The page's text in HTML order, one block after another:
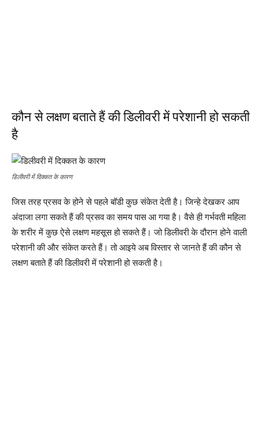
कौन से लक्षण बताते हैं की डिलीवरी में परेशानी हो सकती
है
डिलीवरी में दिक्कत के कारण
जिस तरह प्रसव के होने से पहले बॉडी कुछ संकेत देती है। जिन्हे देखकर आप
अंदाजा लगा सकते हैं की प्रसव का समय पास आ गया है। वैसे ही गर्भवती महिला
के शरीर में कुछ ऐसे लक्षण महसूस हो सकते हैं। जो डिलीवरी के दौरान होने वाली
परेशानी की और संकेत करते हैं। तो आइये अब विस्तार से जानते हैं की कौन से
लक्षण बताते हैं की डिलीवरी में परेशानी हो सकती है।